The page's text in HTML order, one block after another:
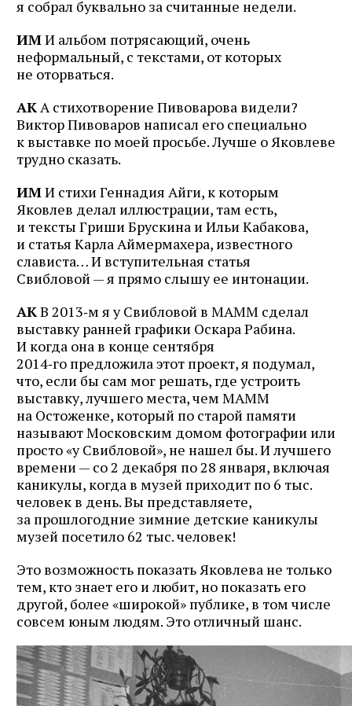
я собрал буквально за считанные недели.
ИМИ альбом потрясающий, очень
неформальный, с текстами, от которых
не оторваться.
АК А стихотворение Пивоварова видели?
Виктор Пивоваров написал его специально
к выставке по моей просьбе. Лучше о Яковлеве
трудно сказать.
ИМИ стихи Геннадия Айги, к которым
Яковлев делал иллюстрации, там есть,
и тексты Гриши Брускина и Ильи Кабакова,
и статья Карла Аймермахера, известного
слависта… И вступительная статья
Свибловой — я прямо слышу ее интонации.
АКВ 2013‑м я у Свибловой в МАММ сделал
выставку ранней графики Оскара Рабина.
И когда она в конце сентября
2014‑го предложила этот проект, я подумал,
что, если бы сам мог решать, где устроить
выставку, лучшего места, чем МАММ
на Остоженке, который по старой памяти
называют Московским домом фотографии или
просто «у Свибловой», не нашел бы. И лучшего
времени — со 2 декабря по 28 января, включая
каникулы, когда в музей приходит по 6 тыс.
человек в день. Вы представляете,
за прошлогодние зимние детские каникулы
музей посетило 62 тыс. человек!
Это возможность показать Яковлева не только
тем, кто знает его и любит, но показать его
другой, более «широкой» публике, в том числе
совсем юным людям. Это отличный шанс.